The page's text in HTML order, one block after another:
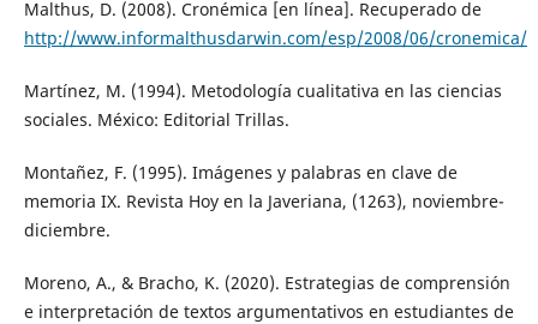
Malthus, D. (2008). Cronémica [en línea]. Recuperado de
http://www.informalthusdarwin.com/esp/2008/06/cronemica/
Martínez, M. (1994). Metodología cualitativa en las ciencias
sociales. México: Editorial Trillas.
Montañez, F. (1995). Imágenes y palabras en clave de
memoria IX. Revista Hoy en la Javeriana, (1263), noviembre-
diciembre.
Moreno, A., & Bracho, K. (2020). Estrategias de comprensión
e interpretación de textos argumentativos en estudiantes de